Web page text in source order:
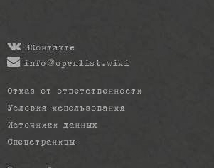
ВКонтакте
info@openlist.wiki
Отказ от ответственности
Условия использования
Источники данных
Спецстраницы